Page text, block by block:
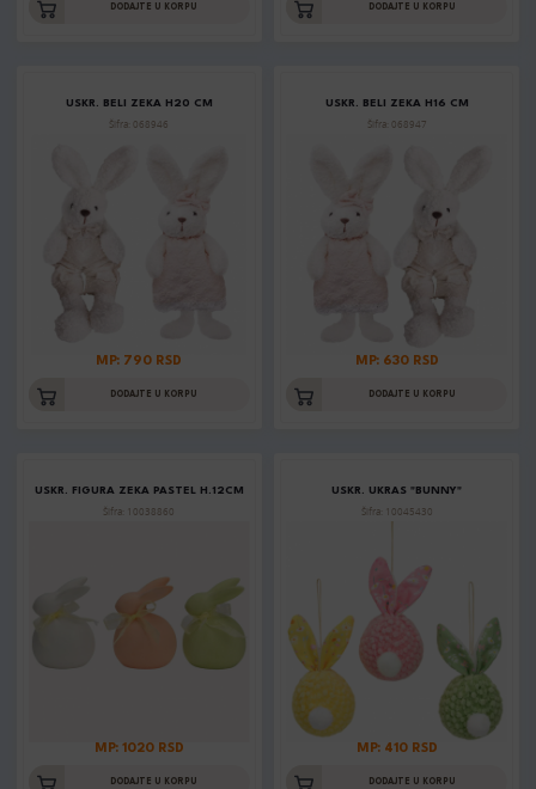
DODAJTE U KORPU DODAJTE U KORPU
USKR. BELI ZEKA H20 CM
Šifra: 068946
MP: 790 RSD
DODAJTE U KORPU
USKR. BELI ZEKA H16 CM
Šifra: 068947
MP: 630 RSD
DODAJTE U KORPU
USKR. FIGURA ZEKA PASTEL H.12CM
Šifra: 10038860
MP: 1020 RSD
DODAJTE U KORPU
USKR. UKRAS "BUNNY"
Šifra: 10045430
MP: 410 RSD
DODAJTE U KORPU